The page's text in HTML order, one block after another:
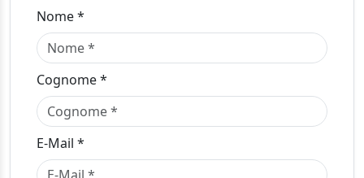
Nome *
Cognome *
E-Mail *